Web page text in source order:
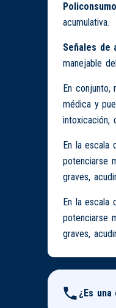
acumulativa.
Señales de
manejable
En conjunto,
médica y
intoxicación,
En la escala
potenciarse
graves,
En la escala
potenciarse
graves,
¿Es